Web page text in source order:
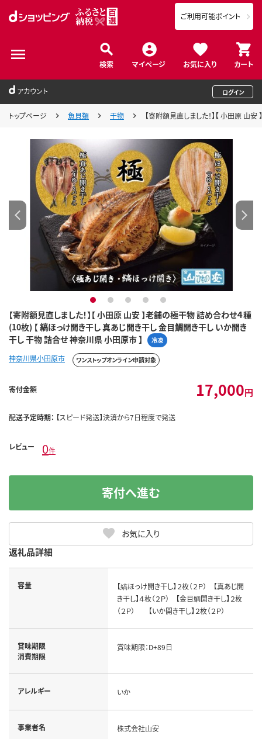
検索 マイページ お気に入り カート
ご利用可能ポイント
アカウント ログイン
トップページ 魚貝類 干物 【寄附額見直しました！】【 小田原
【寄附額見直しました！】【 小田原 山安 】老舗の極干物 詰め合わせ４種
(10枚) 【 縞ほっけ開き干し 真あじ開き干し 金目鯛開き干し いか開き
干し 干物 詰合せ 神奈川県 小田原市 】
冷凍
1 2 3 4 5
神奈川県小田原市 ワンストップオンライン申請対象
寄付金額 17,000円
配送予定時期： 【スピード発送】決済から7日程度で発送
レビュー 0件
お気に入り
寄付へ進む
返礼品詳細
容量
【縞ほっけ開き干し】２枚（２Ｐ） 【真あじ開
き干し】４枚（２Ｐ） 【金目鯛開き干し】２枚
（２Ｐ） 【いか開き干し】２枚（２Ｐ）
賞味期限
消費期限
賞味期限：D+89日
アレルギー いか
事業者名 株式会社山安